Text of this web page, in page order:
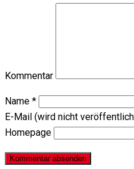
Kommentar
Name *
E-Mail (wird nicht
Homepage